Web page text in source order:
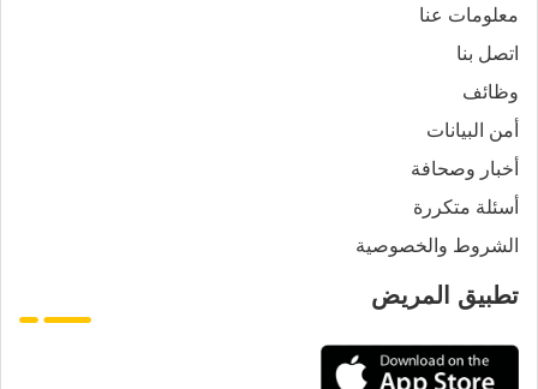
معلومات عنا
اتصل بنا
وظائف
أمن البيانات
أخبار وصحافة
أسئلة متكررة
الشروط والخصوصية
تطبيق المريض